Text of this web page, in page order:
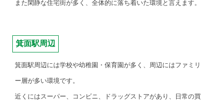
また閑静な住宅街が多く、全体的に落ち着いた環境と言えます。
箕面駅周辺
箕面駅周辺には学校や幼稚園・保育園が多く、周辺にはファミリ
ー層が多い環境です。
近くにはスーパー、コンビニ、ドラッグストアがあり、日常の買